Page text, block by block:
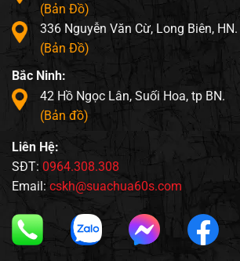
(Bản Đồ)
336 Nguyễn Văn Cừ, Long Biên, HN.
(Bản Đồ)
Bắc Ninh:
42 Hồ Ngọc Lân, Suối Hoa, tp BN.
(Bản đồ)
Liên Hệ:
SĐT: 0964.308.308
Email: cskh@suachua60s.com